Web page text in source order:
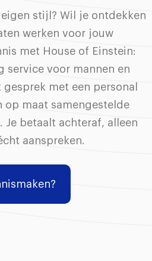
stijl? Wil je ontdekken
werken voor jouw
met House of Einstein:
service voor mannen en
met een personal
op maat samengestelde
betaalt achteraf, alleen
aanspreken.